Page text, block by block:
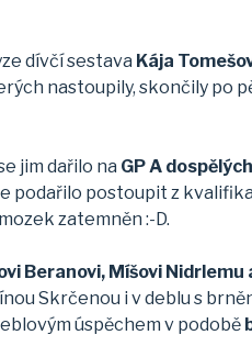
dívčí sestava Kája
nastoupily, skončily po
jim dařilo na GP A
podařilo postoupit z
zatemněn :-D.
Beranovi, Míšovi Nidrlemu
Skrčenou i v deblu s
úspěchem v podobě